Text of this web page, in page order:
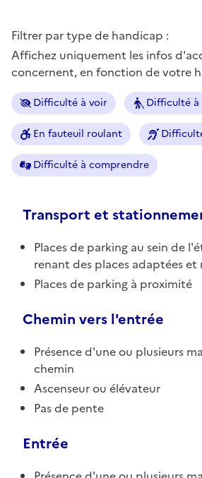
Filtrer par type de handicap :
Affichez uniquement les infos
concernent, en fonction de votre
Difficulté à voir Difficulté
En fauteuil roulant
Difficulté à comprendre
Transport et
Places de parking au sein de
renant des places adaptées et
Places de parking à proximité
Chemin vers l'entrée
Présence d'une ou plusieurs
chemin
Ascenseur ou élévateur
Pas de pente
Entrée